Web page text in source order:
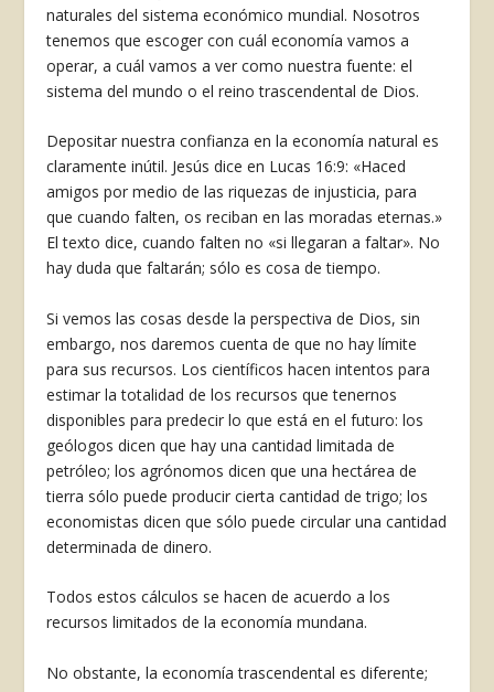
naturales del sistema económico mundial. Nosotros
tenemos que escoger con cuál economía vamos a
operar, a cuál vamos a ver como nuestra fuente: el
sistema del mundo o el reino trascen­dental de Dios.
Depositar nuestra confianza en la economía natural es
claramente inútil. Jesús dice en Lucas 16:9: «Haced
amigos por medio de las riquezas de injusticia, para
que cuando falten, os reciban en las moradas eternas.»
El texto dice, cuando falten no «si llegaran a faltar». No
hay duda que falta­rán; sólo es cosa de tiempo.
Si vemos las cosas desde la perspectiva de Dios, sin
embargo, nos daremos cuenta de que no hay límite
para sus recursos. Los científicos hacen intentos para
estimar la totalidad de los recursos que tenernos
disponibles para predecir lo que está en el futuro: los
geólogos dicen que hay una cantidad limitada de
petróleo; los agrónomos dicen que una hectárea de
tierra sólo puede producir cierta cantidad de trigo; los
economistas dicen que sólo puede circular una cantidad
deter­minada de dinero.
Todos estos cálculos se hacen de acuerdo a los
recursos limitados de la econo­mía mundana.
No obstante, la economía trascendental es diferente;